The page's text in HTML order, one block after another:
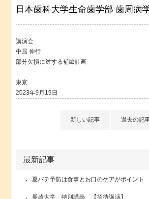
日本歯科大学生命歯学部 歯周病
講演会
中居 伸行
部分欠損に対する補綴計画
東京
2023年9月19日
新しい記事 過去の記
最新記事
夏バテ予防は食事とお口のケアがポイント
長崎大学 特別講義 【招待講演】